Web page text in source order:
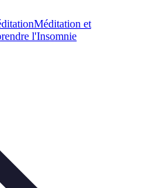
Méditation et
l'Insomnie